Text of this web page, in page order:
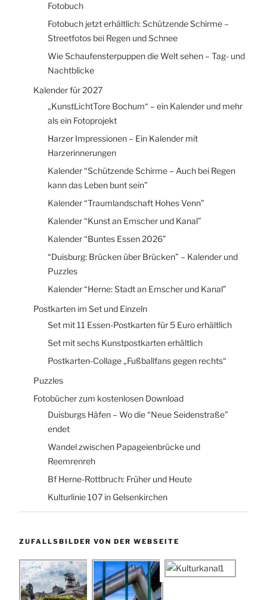
Fotobuch
Fotobuch jetzt erhältlich: Schützende Schirme –
Streetfotos bei Regen und Schnee
Wie Schaufensterpuppen die Welt sehen – Tag- und
Nachtblicke
Kalender für 2027
„KunstLichtTore Bochum“ – ein Kalender und mehr
als ein Fotoprojekt
Harzer Impressionen – Ein Kalender mit
Harzerinnerungen
Kalender “Schützende Schirme – Auch bei Regen
kann das Leben bunt sein”
Kalender “Traumlandschaft Hohes Venn”
Kalender “Kunst an Emscher und Kanal”
Kalender “Buntes Essen 2026”
“Duisburg: Brücken über Brücken” – Kalender und
Puzzles
Kalender “Herne: Stadt an Emscher und Kanal”
Postkarten im Set und Einzeln
Set mit 11 Essen-Postkarten für 5 Euro erhältlich
Set mit sechs Kunstpostkarten erhältlich
Postkarten-Collage „Fußballfans gegen rechts“
Puzzles
Fotobücher zum kostenlosen Download
Duisburgs Häfen – Wo die “Neue Seidenstraße”
endet
Wandel zwischen Papageienbrücke und
Reemrenreh
Bf Herne-Rottbruch: Früher und Heute
Kulturlinie 107 in Gelsenkirchen
ZUFALLSBILDER VON DER WEBSEITE